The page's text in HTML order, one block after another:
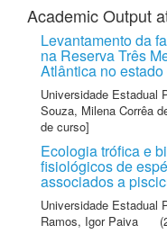
Academic Output
Levantamento da
na Reserva Três
Atlântica no
Universidade Estadual
Souza, Milena Corrêa
de curso]
Ecologia trófica e
fisiológicos de
associados a
Universidade Estadual
Ramos, Igor Paiva